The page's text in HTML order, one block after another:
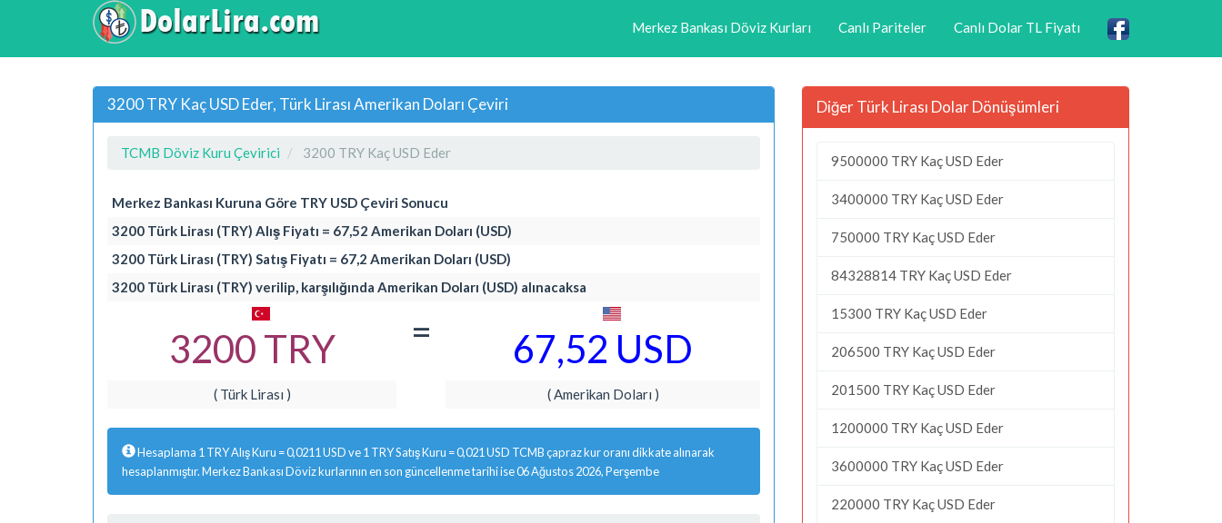
Merkez Bankası Döviz Kurları Canlı Pariteler Canlı Dolar TL Fiyatı
3200 TRY Kaç USD Eder, Türk Lirası Amerikan Doları Çeviri
TCMB Döviz Kuru Çevirici 3200 TRY Kaç USD Eder
Merkez Bankası Kuruna Göre TRY USD Çeviri Sonucu
3200 Türk Lirası (TRY) Alış Fiyatı = 67,52 Amerikan Doları (USD)
3200 Türk Lirası (TRY) Satış Fiyatı = 67,2 Amerikan Doları (USD)
3200 Türk Lirası (TRY) verilip, karşılığında Amerikan Doları (USD) alınacaksa
3200 TRY = 67,52 USD
( Türk Lirası ) ( Amerikan Doları )
Hesaplama 1 TRY Alış Kuru = 0,0211 USD ve 1 TRY Satış Kuru = 0,021 USD TCMB çapraz kur oranı dikkate alınarak
hesaplanmıştır. Merkez Bankası Döviz kurlarının en son güncellenme tarihi ise 06 Ağustos 2026, Perşembe
Diğer Türk Lirası Dolar Dönüşümleri
9500000 TRY Kaç USD Eder
3400000 TRY Kaç USD Eder
750000 TRY Kaç USD Eder
84328814 TRY Kaç USD Eder
15300 TRY Kaç USD Eder
206500 TRY Kaç USD Eder
201500 TRY Kaç USD Eder
1200000 TRY Kaç USD Eder
3600000 TRY Kaç USD Eder
220000 TRY Kaç USD Eder